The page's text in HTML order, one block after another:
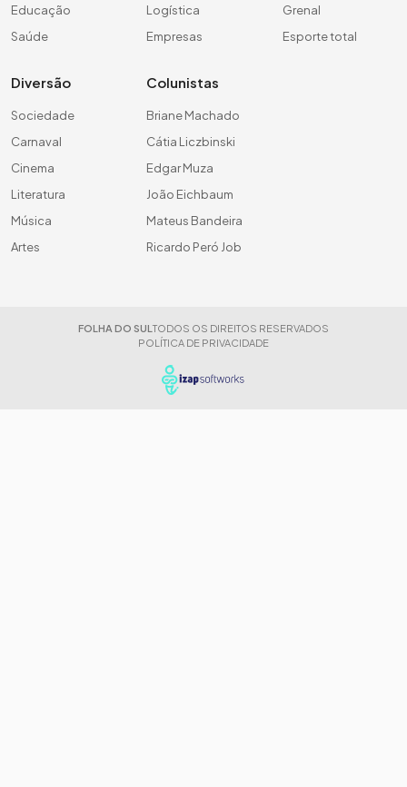
Educação
Saúde
Logística
Empresas
Grenal
Esporte total
Diversão
Sociedade
Carnaval
Cinema
Literatura
Música
Artes
Colunistas
Briane Machado
Cátia Liczbinski
Edgar Muza
João Eichbaum
Mateus Bandeira
Ricardo Peró Job
FOLHA DO SUL TODOS OS DIREITOS RESERVADOS
POLÍTICA DE PRIVACIDADE